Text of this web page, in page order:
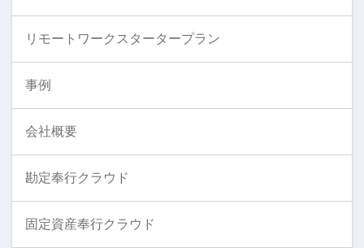
リモートワークスタータープラン
事例
会社概要
勘定奉行クラウド
固定資産奉行クラウド